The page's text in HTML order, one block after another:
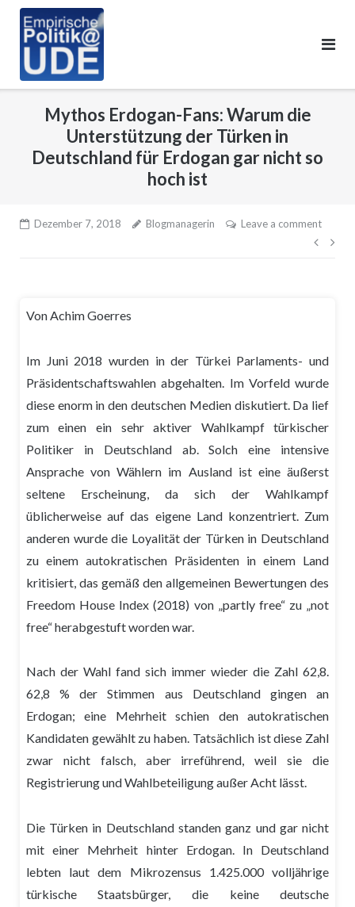
content
Mythos Erdogan-Fans: Warum die
Unterstützung der Türken in
Deutschland für Erdogan gar nicht so
hoch ist
Dezember 7, 2018 Blogmanagerin Leave a comment
Von Achim Goerres
Im Juni 2018 wurden in der Türkei Parlaments- und
Präsidentschaftswahlen abgehalten. Im Vorfeld wurde
diese enorm in den deutschen Medien diskutiert. Da lief
zum einen ein sehr aktiver Wahlkampf türkischer
Politiker in Deutschland ab. Solch eine intensive
Ansprache von Wählern im Ausland ist eine äußerst
seltene Erscheinung, da sich der Wahlkampf
üblicherweise auf das eigene Land konzentriert. Zum
anderen wurde die Loyalität der Türken in Deutschland
zu einem autokratischen Präsidenten in einem Land
kritisiert, das gemäß den allgemeinen Bewertungen des
Freedom House Index (2018) von „partly free“ zu „not
free“ herabgestuft worden war.
Nach der Wahl fand sich immer wieder die Zahl 62,8.
62,8 % der Stimmen aus Deutschland gingen an
Erdogan; eine Mehrheit schien den autokratischen
Kandidaten gewählt zu haben. Tatsächlich ist diese Zahl
zwar nicht falsch, aber irreführend, weil sie die
Registrierung und Wahlbeteiligung außer Acht lässt.
Die Türken in Deutschland standen ganz und gar nicht
mit einer Mehrheit hinter Erdogan. In Deutschland
lebten laut dem Mikrozensus 1.425.000 volljährige
türkische Staatsbürger, die keine deutsche